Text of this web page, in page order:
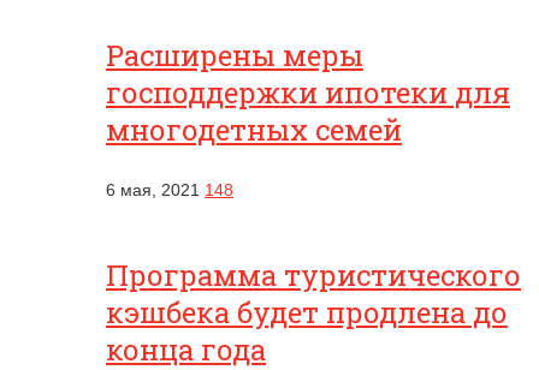
Расширены меры
господдержки ипотеки для
многодетных семей
6 мая, 2021 148
Программа туристического
кэшбека будет продлена до
конца года